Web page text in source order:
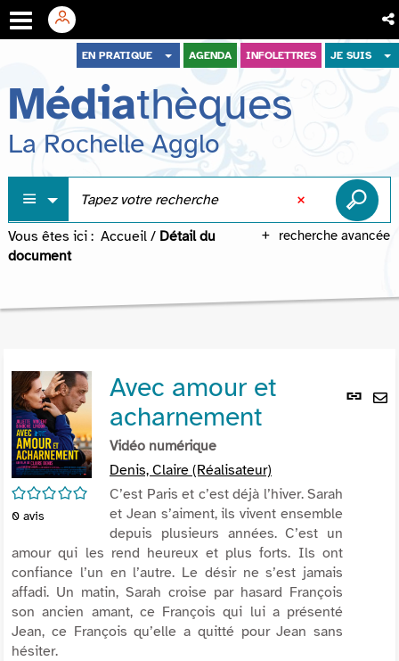
menu
contenu
recherche
EN PRATIQUE AGENDA INFOLETTRES JE SUIS
Médiathèques
La Rochelle Agglo
recherche avancée
Vous êtes ici : Accueil / Détail du
document
Lien
/5
0 avis
Avec amour et
acharnement
Vidéo numérique
Denis, Claire (Réalisateur)
C’est Paris et c’est déjà l’hiver. Sarah
et Jean s’aiment, ils vivent ensemble
depuis plusieurs années. C’est un
amour qui les rend heureux et plus forts. Ils ont
confiance l’un en l’autre. Le désir ne s’est jamais
affadi. Un matin, Sarah croise par hasard François
son ancien amant, ce François qui lui a présenté
Jean, ce François qu’elle a quitté pour Jean sans
hésiter.